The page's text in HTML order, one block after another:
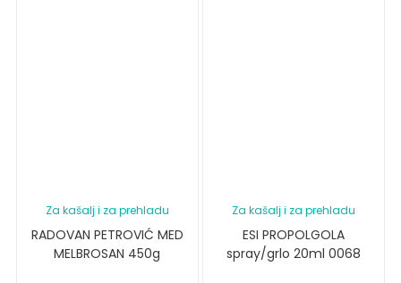
Za kašalj i za prehladu
RADOVAN PETROVIĆ MED
MELBROSAN 450g
Za kašalj i za prehladu
ESI PROPOLGOLA
spray/grlo 20ml 0068